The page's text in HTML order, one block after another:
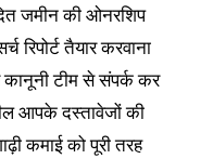
जमीन की ओनरशिप
रिपोर्ट तैयार करवाना
कानूनी टीम से संपर्क कर
आपके दस्तावेजों की
कमाई को पूरी तरह